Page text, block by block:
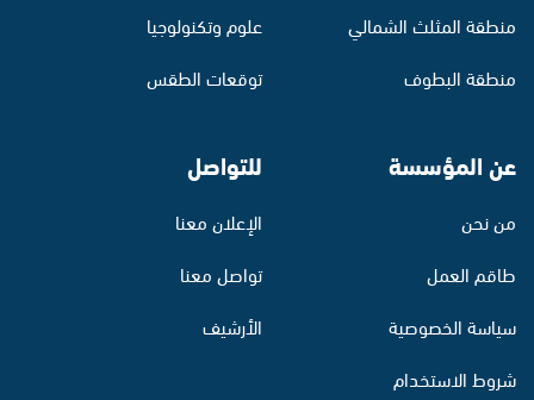
منطقة المثلث الشمالي
منطقة البطوف
علوم وتكنولوجيا
توقعات الطقس
عن المؤسسة
من نحن
طاقم العمل
سياسة الخصوصية
شروط الاستخدام
للتواصل
الإعلان معنا
تواصل معنا
الأرشيف